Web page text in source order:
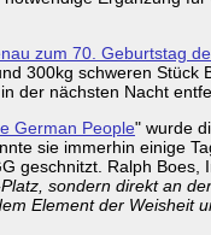
zum 70. Geburtstag
300kg schweren Stück
der nächsten Nacht
German People" wurde
sie immerhin einige
geschnitzt. Ralph Boes,
sondern direkt an
Element der